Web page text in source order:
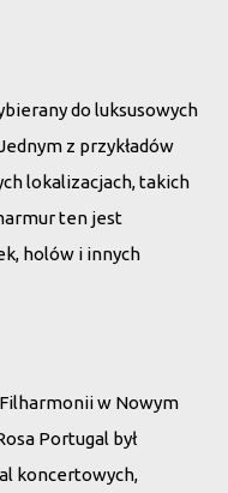
do luksusowych
z przykładów
lokalizacjach, takich
ten jest
holów i innych
w Nowym
Portugal był
koncertowych,